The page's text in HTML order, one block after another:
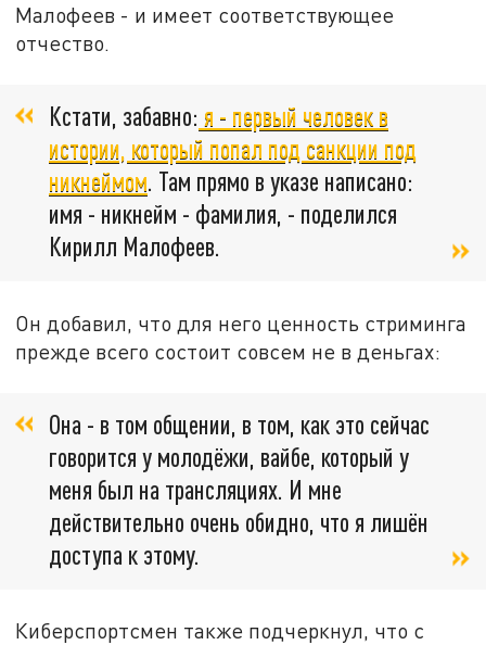
Малофеев - и имеет соответствующее
отчество.
Кстати, забавно: я - первый человек в
истории, который попал под санкции под
никнеймом. Там прямо в указе написано:
имя - никнейм - фамилия, - поделился
Кирилл Малофеев.
Он добавил, что для него ценность стриминга
прежде всего состоит совсем не в деньгах:
Она - в том общении, в том, как это сейчас
говорится у молодёжи, вайбе, который у
меня был на трансляциях. И мне
действительно очень обидно, что я лишён
доступа к этому.
Киберспортсмен также подчеркнул, что с